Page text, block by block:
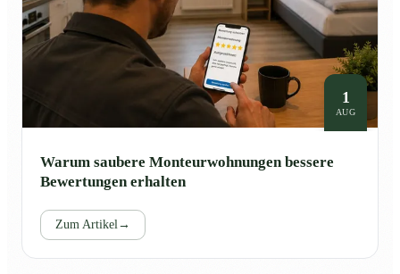
1
AUG
Warum saubere Monteurwohnungen bessere
Bewertungen erhalten
Zum Artikel→